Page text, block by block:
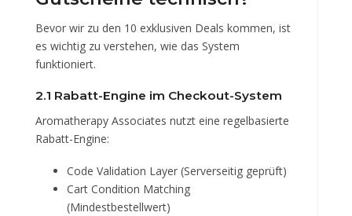
Bevor wir zu den 10 exklusiven Deals kommen, ist
es wichtig zu verstehen, wie das System
funktioniert.
2.1 Rabatt-Engine im Checkout-System
Aromatherapy Associates nutzt eine regelbasierte
Rabatt-Engine:
Code Validation Layer (Serverseitig geprüft)
Cart Condition Matching
(Mindestbestellwert)